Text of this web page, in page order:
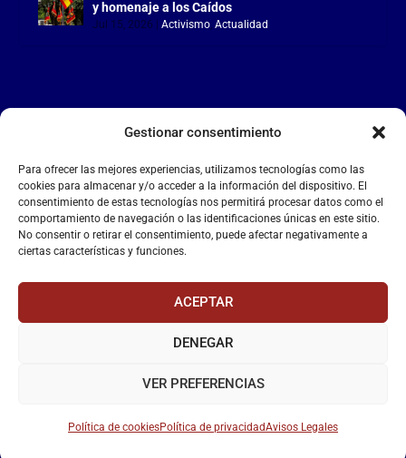
Gestionar consentimiento
Para ofrecer las mejores experiencias, utilizamos tecnologías como las
cookies para almacenar y/o acceder a la información del dispositivo. El
consentimiento de estas tecnologías nos permitirá procesar datos como el
comportamiento de navegación o las identificaciones únicas en este sitio.
No consentir o retirar el consentimiento, puede afectar negativamente a
ciertas características y funciones.
ACEPTAR
DENEGAR
VER PREFERENCIAS
Política de cookiesPolítica de privacidadAvisos Legales
y homenaje a los Caídos
Jul 15, 2026 |Activismo ,Actualidad
LA FALANGE
Reproductor
de
vídeo